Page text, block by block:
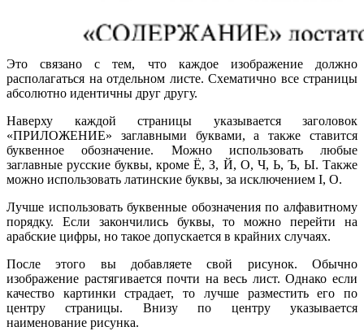
Это связано с тем, что каждое изображение должно
располагаться на отдельном листе. Схематично все страницы
абсолютно идентичны друг другу.
Наверху каждой страницы указывается заголовок
«ПРИЛОЖЕНИЕ» заглавными буквами, а также ставится
буквенное обозначение. Можно использовать любые
заглавные русские буквы, кроме Ё, З, Й, О, Ч, Ь, Ъ, Ы. Также
можно использовать латинские буквы, за исключением I, O.
Лучше использовать буквенные обозначения по алфавитному
порядку. Если закончились буквы, то можно перейти на
арабские цифры, но такое допускается в крайних случаях.
После этого вы добавляете свой рисунок. Обычно
изображение растягивается почти на весь лист. Однако если
качество картинки страдает, то лучше разместить его по
центру страницы. Внизу по центру указывается
наименование рисунка.